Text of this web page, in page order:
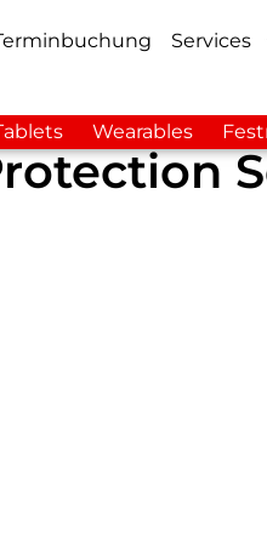
Services
Wearables